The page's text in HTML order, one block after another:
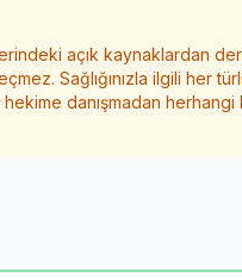
açık kaynaklardan
Sağlığınızla ilgili her
danışmadan herhangi